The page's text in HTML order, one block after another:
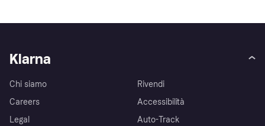
Klarna
Chi siamo
Careers
Legal
Rivendi
Accessibilità
Auto-Track